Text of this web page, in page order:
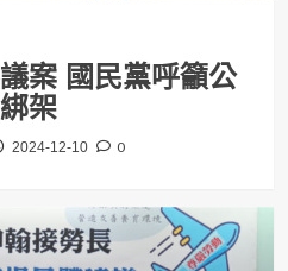
案 國民黨呼籲公
架
2024-12-10 0